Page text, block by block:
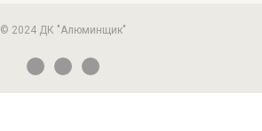
© 2024 ДК "Алюминщик"